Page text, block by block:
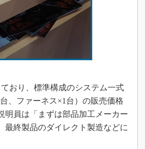
おり、標準構成のシステム一式
、ファーネス×1台）の販売価格
明員は「まずは部品加工メーカー
最終製品のダイレクト製造などに